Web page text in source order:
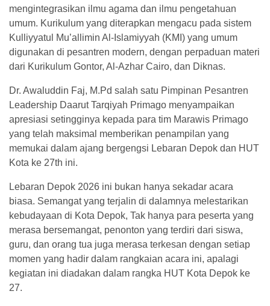
mengintegrasikan ilmu agama dan ilmu pengetahuan
umum. Kurikulum yang diterapkan mengacu pada sistem
Kulliyyatul Mu’allimin Al-Islamiyyah (KMI) yang umum
digunakan di pesantren modern, dengan perpaduan materi
dari Kurikulum Gontor, Al-Azhar Cairo, dan Diknas.
Dr. Awaluddin Faj, M.Pd salah satu Pimpinan Pesantren
Leadership Daarut Tarqiyah Primago menyampaikan
apresiasi setingginya kepada para tim Marawis Primago
yang telah maksimal memberikan penampilan yang
memukai dalam ajang bergengsi Lebaran Depok dan HUT
Kota ke 27th ini.
Lebaran Depok 2026 ini bukan hanya sekadar acara
biasa. Semangat yang terjalin di dalamnya melestarikan
kebudayaan di Kota Depok, Tak hanya para peserta yang
merasa bersemangat, penonton yang terdiri dari siswa,
guru, dan orang tua juga merasa terkesan dengan setiap
momen yang hadir dalam rangkaian acara ini, apalagi
kegiatan ini diadakan dalam rangka HUT Kota Depok ke
27.